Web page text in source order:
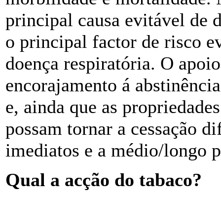
principal causa evitável de
o principal factor de risco
doença respiratória. O
encorajamento á
e, ainda que as
possam tornar a cessação
imediatos e a médio/longo
Qual a acção do tabaco?